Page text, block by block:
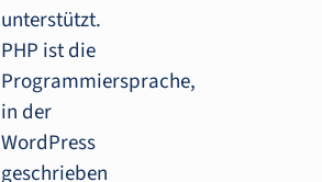
unterstützt.
PHP ist die
Programmiersprache,
in der
WordPress
geschrieben